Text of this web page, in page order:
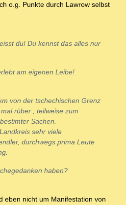
o.g. Punkte durch Lawrow selbst
du! Du kennst das alles nur
am eigenen Leibe!
von der tschechischen Grenz
rüber , teilweise zum
Sachen.
sehr viele
durchwegs prima Leute
haben?
eben nicht um Manifestation von